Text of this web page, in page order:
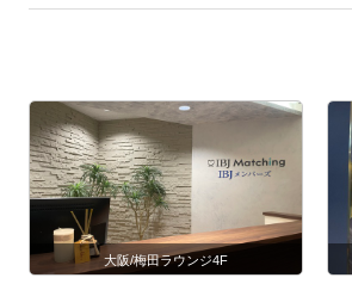
大阪/梅田ラウンジ4F